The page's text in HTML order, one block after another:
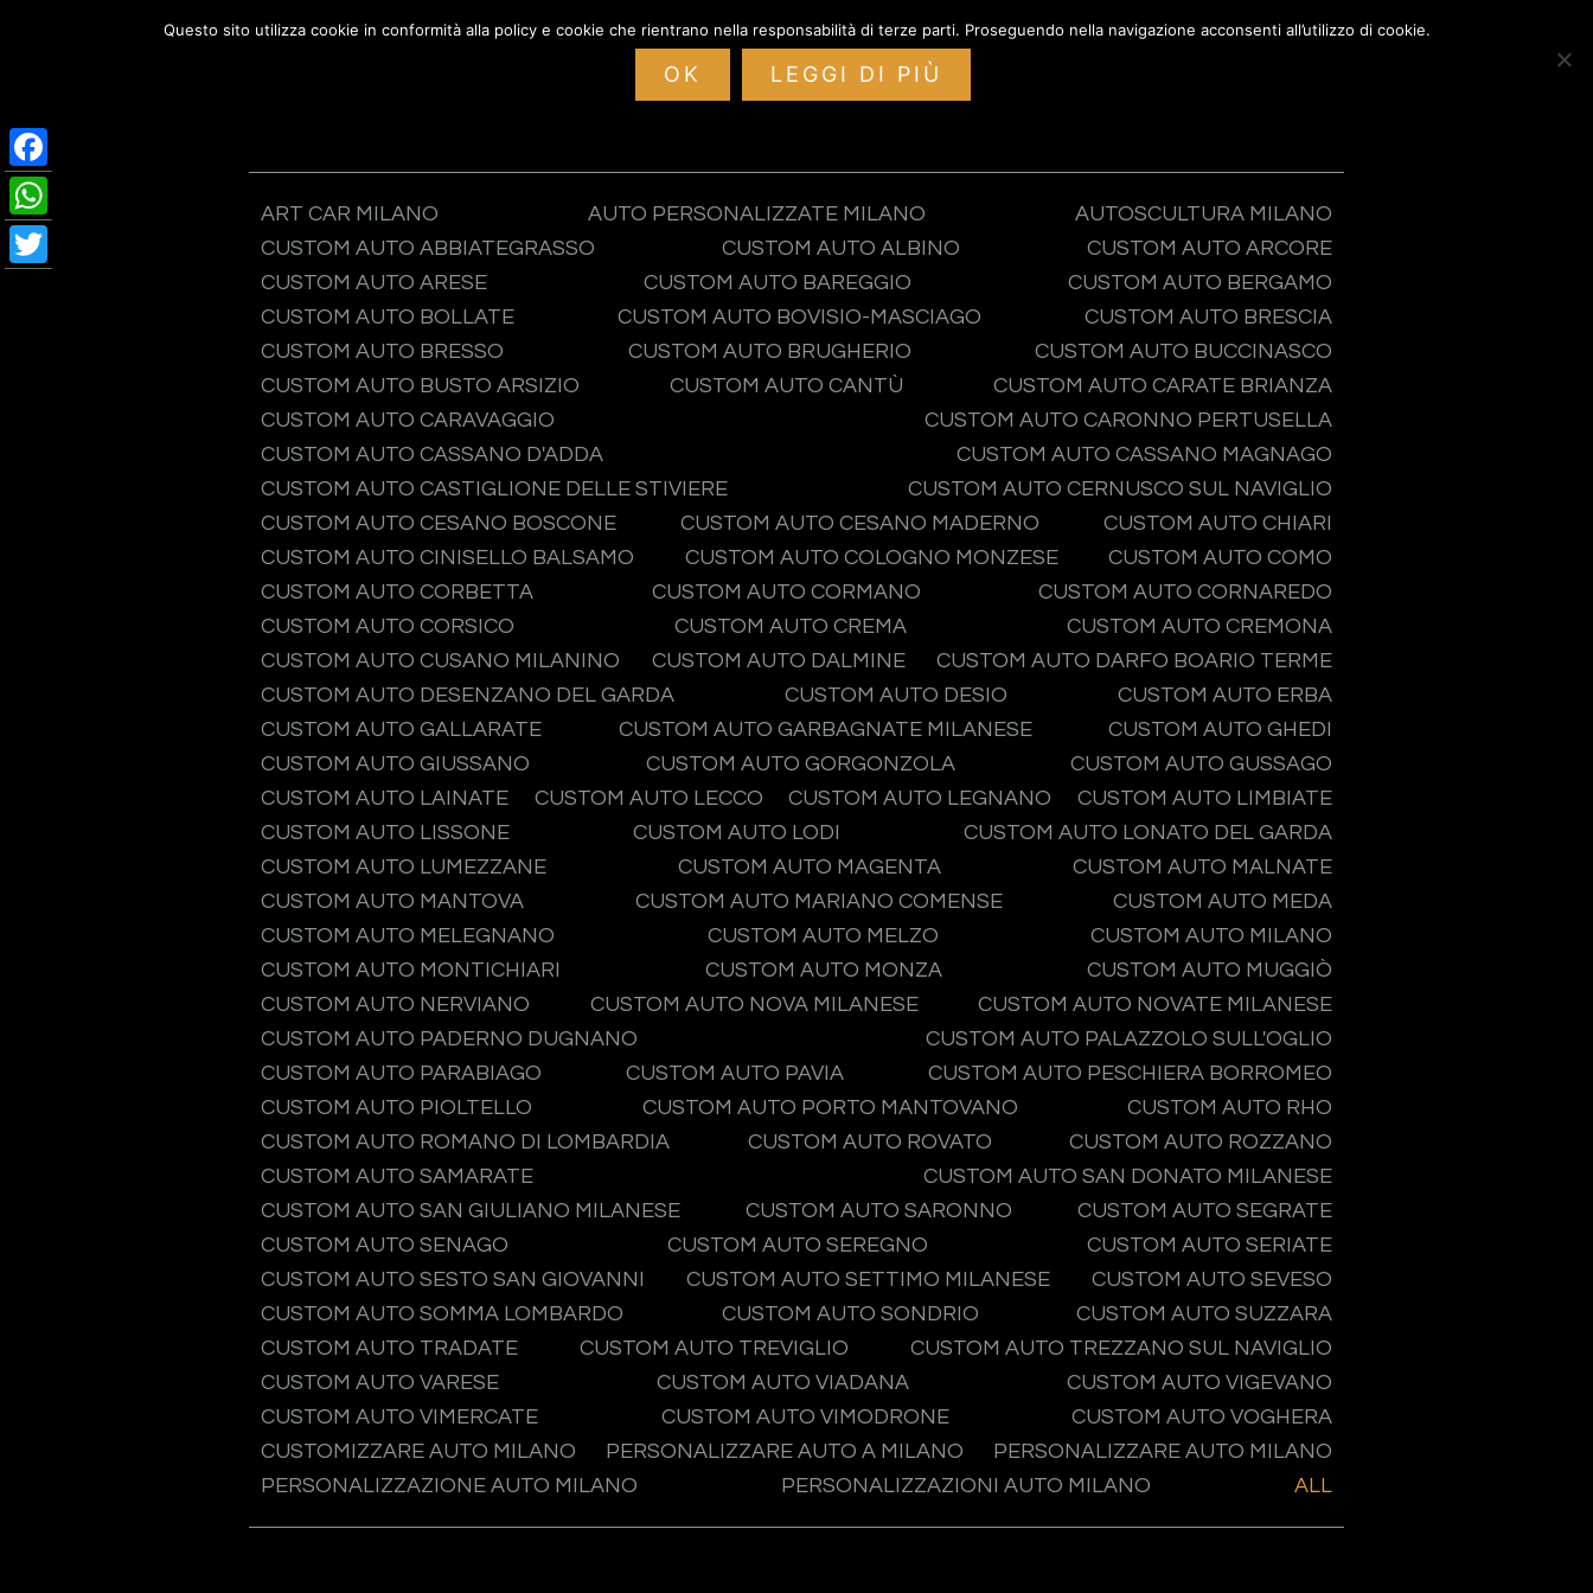
pagina
Servizi
Custom auto Crema
ART CAR MILANO AUTO PERSONALIZZATE MILANO
AUTOSCULTURA MILANO
CUSTOM AUTO ABBIATEGRASSO
CUSTOM AUTO ALBINO
CUSTOM AUTO ARCORE
CUSTOM AUTO ARESE
CUSTOM AUTO BAREGGIO
CUSTOM AUTO BERGAMO
CUSTOM AUTO BOLLATE
CUSTOM AUTO BOVISIO-MASCIAGO
CUSTOM AUTO BRESCIA
CUSTOM AUTO BRESSO
CUSTOM AUTO BRUGHERIO
CUSTOM AUTO BUCCINASCO
CUSTOM AUTO BUSTO ARSIZIO
CUSTOM AUTO CANTÙ
CUSTOM AUTO CARATE BRIANZA
CUSTOM AUTO CARAVAGGIO
CUSTOM AUTO CARONNO PERTUSELLA
CUSTOM AUTO CASSANO D'ADDA
CUSTOM AUTO CASSANO MAGNAGO
CUSTOM AUTO CASTIGLIONE DELLE STIVIERE
CUSTOM AUTO CERNUSCO SUL NAVIGLIO
CUSTOM AUTO CESANO BOSCONE
CUSTOM AUTO CESANO MADERNO
CUSTOM AUTO CHIARI
CUSTOM AUTO CINISELLO BALSAMO
CUSTOM AUTO COLOGNO MONZESE
CUSTOM AUTO COMO
CUSTOM AUTO CORBETTA
CUSTOM AUTO CORMANO
CUSTOM AUTO CORNAREDO
CUSTOM AUTO CORSICO
CUSTOM AUTO CREMA
CUSTOM AUTO CREMONA
CUSTOM AUTO CUSANO MILANINO
CUSTOM AUTO DALMINE
CUSTOM AUTO DARFO BOARIO TERME
CUSTOM AUTO DESENZANO DEL GARDA
CUSTOM AUTO DESIO
CUSTOM AUTO ERBA
CUSTOM AUTO GALLARATE
CUSTOM AUTO GARBAGNATE MILANESE
CUSTOM AUTO GHEDI
CUSTOM AUTO GIUSSANO
CUSTOM AUTO GORGONZOLA
CUSTOM AUTO GUSSAGO
CUSTOM AUTO LAINATE
CUSTOM AUTO LECCO CUSTOM AUTO LEGNANO
CUSTOM AUTO LIMBIATE
CUSTOM AUTO LISSONE
CUSTOM AUTO LODI
CUSTOM AUTO LONATO DEL GARDA
CUSTOM AUTO LUMEZZANE
CUSTOM AUTO MAGENTA
CUSTOM AUTO MALNATE
CUSTOM AUTO MANTOVA
CUSTOM AUTO MARIANO COMENSE
CUSTOM AUTO MEDA
CUSTOM AUTO MELEGNANO
CUSTOM AUTO MELZO
CUSTOM AUTO MILANO
CUSTOM AUTO MONTICHIARI
CUSTOM AUTO MONZA
CUSTOM AUTO MUGGIÒ
CUSTOM AUTO NERVIANO
CUSTOM AUTO NOVA MILANESE
CUSTOM AUTO NOVATE MILANESE
CUSTOM AUTO PADERNO DUGNANO
CUSTOM AUTO PALAZZOLO SULL'OGLIO
CUSTOM AUTO PARABIAGO
CUSTOM AUTO PAVIA
CUSTOM AUTO PESCHIERA BORROMEO
CUSTOM AUTO PIOLTELLO
CUSTOM AUTO PORTO MANTOVANO
CUSTOM AUTO RHO
CUSTOM AUTO ROMANO DI LOMBARDIA
CUSTOM AUTO ROVATO
CUSTOM AUTO ROZZANO
CUSTOM AUTO SAMARATE
CUSTOM AUTO SAN DONATO MILANESE
CUSTOM AUTO SAN GIULIANO MILANESE
CUSTOM AUTO SARONNO
CUSTOM AUTO SEGRATE
CUSTOM AUTO SENAGO
CUSTOM AUTO SEREGNO
CUSTOM AUTO SERIATE
CUSTOM AUTO SESTO SAN GIOVANNI
CUSTOM AUTO SETTIMO MILANESE
CUSTOM AUTO SEVESO
CUSTOM AUTO SOMMA LOMBARDO
CUSTOM AUTO SONDRIO
CUSTOM AUTO SUZZARA
CUSTOM AUTO TRADATE
CUSTOM AUTO TREVIGLIO
CUSTOM AUTO TREZZANO SUL NAVIGLIO
CUSTOM AUTO VARESE
CUSTOM AUTO VIADANA
CUSTOM AUTO VIGEVANO
CUSTOM AUTO VIMERCATE
CUSTOM AUTO VIMODRONE
CUSTOM AUTO VOGHERA
CUSTOMIZZARE AUTO MILANO
PERSONALIZZARE AUTO A MILANO
PERSONALIZZARE AUTO MILANO
PERSONALIZZAZIONE AUTO MILANO
PERSONALIZZAZIONI AUTO MILANO ALL
Facebook
WhatsApp
Questo sito utilizza cookie in conformità alla policy e cookie che rientrano nella responsabilità di terze parti. Proseguendo nella navigazione acconsenti all’utilizzo di cookie.
OK LEGGI DI PIÙ